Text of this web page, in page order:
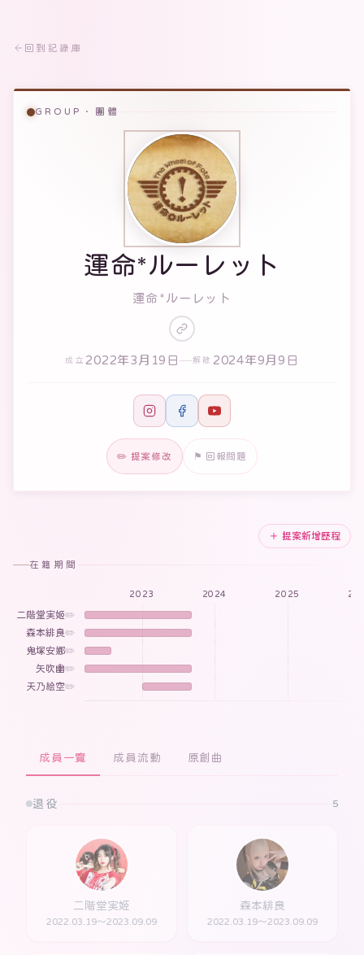
回到記錄庫
GROUP · 團體
運命*ルーレット
運命*ルーレット
成立 2022年3月19日 解散 2024年9月9日
✏️ 提案修改 ⚑ 回報問題
＋ 提案新增歷程
在籍期間
2023 2024 2025
二階堂実姬✏️
森本緋良✏️
鬼塚安娜✏️
矢吹幽✏️
天乃絵空✏️
成員一覽 成員流動 原創曲
退役 5
二階堂実姬
2022.03.19～2023.09.09
森本緋良
2022.03.19～2023.09.09